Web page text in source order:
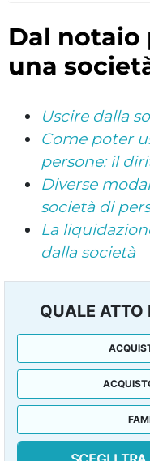
dal notaio per uscire da
una
Uscire dalla
Come poter
persone: il
Diverse
società di
La
dalla società
QUALE ATTO